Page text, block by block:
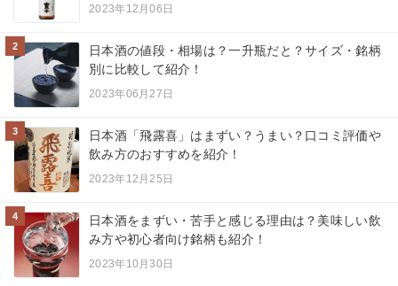
2023年12月06日
2
日本酒の値段・相場は？一升瓶だと？サイズ・銘柄
別に比較して紹介！
2023年06月27日
3
日本酒「飛露喜」はまずい？うまい？口コミ評価や
飲み方のおすすめを紹介！
2023年12月25日
4
日本酒をまずい・苦手と感じる理由は？美味しい飲
み方や初心者向け銘柄も紹介！
2023年10月30日